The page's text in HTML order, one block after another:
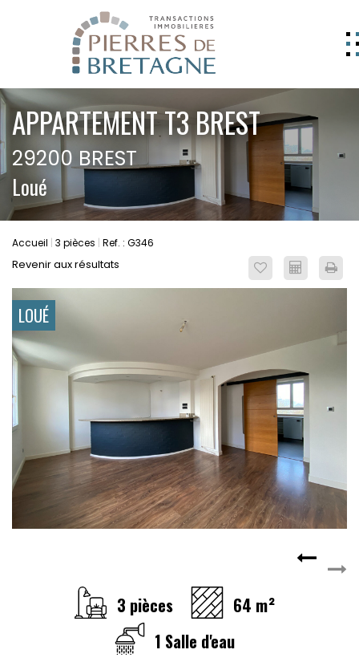
GERER
NOS AGENCES
ESTIMATION
CONTACT
EXTRANET
APPARTEMENT T3 BREST
29200 BREST
Loué
Accueil 3 pièces Ref. : G346
Revenir aux résultats
LOUÉ
3 pièces
64 m²
1 Salle d'eau